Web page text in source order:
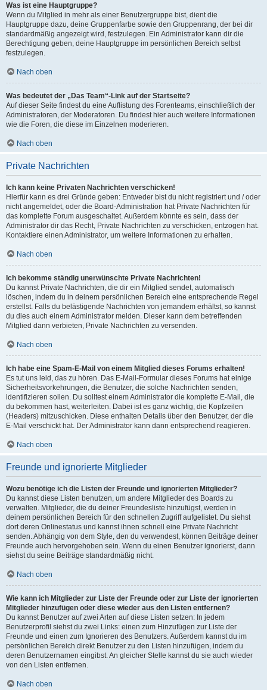
Was ist eine Hauptgruppe?
Wenn du Mitglied in mehr als einer Benutzergruppe bist, dient die
Hauptgruppe dazu, deine Gruppenfarbe sowie den Gruppenrang, der bei dir
standardmäßig angezeigt wird, festzulegen. Ein Administrator kann dir die
Berechtigung geben, deine Hauptgruppe im persönlichen Bereich selbst
festzulegen.
Nach oben
Was bedeutet der „Das Team“-Link auf der Startseite?
Auf dieser Seite findest du eine Auflistung des Forenteams, einschließlich der
Administratoren, der Moderatoren. Du findest hier auch weitere Informationen
wie die Foren, die diese im Einzelnen moderieren.
Nach oben
Private Nachrichten
Ich kann keine Privaten Nachrichten verschicken!
Hierfür kann es drei Gründe geben: Entweder bist du nicht registriert und / oder
nicht angemeldet, oder die Board-Administration hat Private Nachrichten für
das komplette Forum ausgeschaltet. Außerdem könnte es sein, dass der
Administrator dir das Recht, Private Nachrichten zu verschicken, entzogen hat.
Kontaktiere einen Administrator, um weitere Informationen zu erhalten.
Nach oben
Ich bekomme ständig unerwünschte Private Nachrichten!
Du kannst Private Nachrichten, die dir ein Mitglied sendet, automatisch
löschen, indem du in deinem persönlichen Bereich eine entsprechende Regel
erstellst. Falls du belästigende Nachrichten von jemandem erhältst, so kannst
du dies auch einem Administrator melden. Dieser kann dem betreffenden
Mitglied dann verbieten, Private Nachrichten zu versenden.
Nach oben
Ich habe eine Spam-E-Mail von einem Mitglied dieses Forums erhalten!
Es tut uns leid, das zu hören. Das E-Mail-Formular dieses Forums hat einige
Sicherheitsvorkehrungen, die Benutzer, die solche Nachrichten senden,
identifizieren sollen. Du solltest einem Administrator die komplette E-Mail, die
du bekommen hast, weiterleiten. Dabei ist es ganz wichtig, die Kopfzeilen
(Headers) mitzuschicken. Diese enthalten Details über den Benutzer, der die
E-Mail verschickt hat. Der Administrator kann dann entsprechend reagieren.
Nach oben
Freunde und ignorierte Mitglieder
Wozu benötige ich die Listen der Freunde und ignorierten Mitglieder?
Du kannst diese Listen benutzen, um andere Mitglieder des Boards zu
verwalten. Mitglieder, die du deiner Freundesliste hinzufügst, werden in
deinem persönlichen Bereich für den schnellen Zugriff aufgelistet. Du siehst
dort deren Onlinestatus und kannst ihnen schnell eine Private Nachricht
senden. Abhängig von dem Style, den du verwendest, können Beiträge deiner
Freunde auch hervorgehoben sein. Wenn du einen Benutzer ignorierst, dann
siehst du seine Beiträge standardmäßig nicht.
Nach oben
Wie kann ich Mitglieder zur Liste der Freunde oder zur Liste der ignorierten
Mitglieder hinzufügen oder diese wieder aus den Listen entfernen?
Du kannst Benutzer auf zwei Arten auf diese Listen setzen: In jedem
Benutzerprofil siehst du zwei Links: einen zum Hinzufügen zur Liste der
Freunde und einen zum Ignorieren des Benutzers. Außerdem kannst du im
persönlichen Bereich direkt Benutzer zu den Listen hinzufügen, indem du
deren Benutzernamen eingibst. An gleicher Stelle kannst du sie auch wieder
von den Listen entfernen.
Nach oben